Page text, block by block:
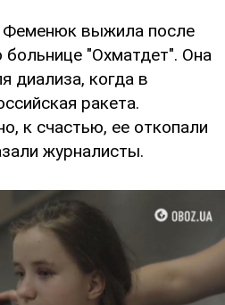
Феменюк выжила после
больнице "Охматдет". Она
диализа, когда в
ракета.
к счастью, ее откопали
журналисты.